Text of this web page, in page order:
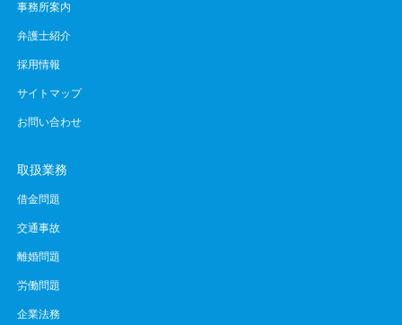
事務所案内
弁護士紹介
採用情報
サイトマップ
お問い合わせ
取扱業務
借金問題
交通事故
離婚問題
労働問題
企業法務